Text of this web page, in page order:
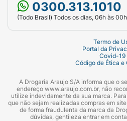
0300.313.1010
(Todo Brasil) Todos os dias, 06h às 00h
Termo de
Portal da
Covid-19
Código de Ética e
A Drogaria Araujo S/A informa que o
endereço www.araujo.com.br, não
utilize indevidamente da sua marca.
que não sejam realizadas compras em
de forma fraudulenta da marca da
dúvidas, gentileza entrar em